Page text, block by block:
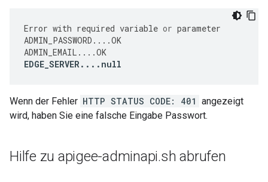
Error with required variable or parameter
ADMIN_PASSWORD ....OK
ADMIN_EMAIL ....OK
EDGE_SERVER.... null
Wenn der Fehler HTTP STATUS CODE: 401 angezeigt
wird, haben Sie eine falsche Eingabe Passwort.
Hilfe zu apigee-adminapi.sh abrufen